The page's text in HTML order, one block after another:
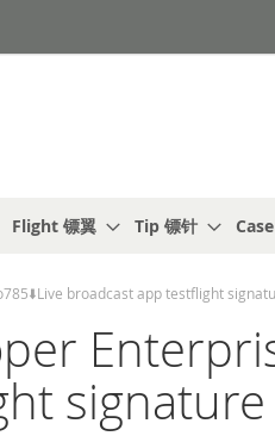
Flight 镖翼 Tip 镖针
broadcast app testflight